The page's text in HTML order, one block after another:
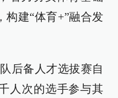
构建“体育+”融合发
后备人才选拔赛自
人次的选手参与其